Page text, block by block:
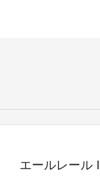
エールレール